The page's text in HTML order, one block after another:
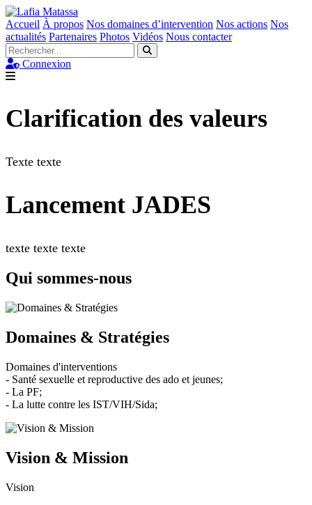
Accueil À propos Nos domaines d’intervention Nos actions Nos
actualités Partenaires Photos Vidéos Nous contacter
Connexion
Clarification des valeurs
Texte texte
Lancement JADES
texte texte texte
Qui sommes-nous
Domaines & Stratégies
Domaines d'interventions
- Santé sexuelle et reproductive des ado et jeunes;
- La PF;
- La lutte contre les IST/VIH/Sida;
Vision & Mission
Vision